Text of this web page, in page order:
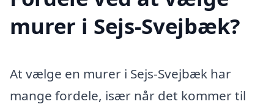
murer i Sejs-Svejbæk?
At vælge en murer i Sejs-Svejbæk har
mange fordele, især når det kommer til